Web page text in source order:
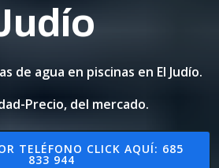
de agua en piscinas en El Judío.
Precio, del mercado.
TELÉFONO CLICK AQUÍ: 685
833 944